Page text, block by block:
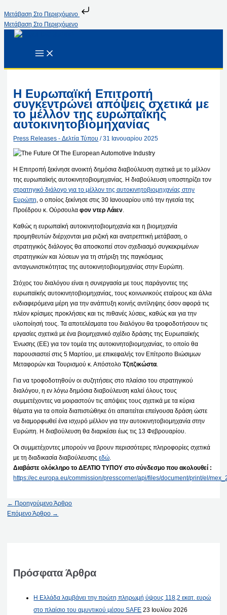
Μετάβαση Στο Περιεχόμενο
Μετάβαση Στο Περιεχόμενο
Η Ευρωπαϊκή Επιτροπή
συγκεντρώνει απόψεις σχετικά με
το μέλλον της ευρωπαϊκής
αυτοκινητοβιομηχανίας
Press Releases - Δελτία Τύπου /31 Ιανουαρίου 2025
Η Επιτροπή ξεκίνησε ανοικτή δημόσια διαβούλευση σχετικά με το μέλλον
της ευρωπαϊκής αυτοκινητοβιομηχανίας. Η διαβούλευση υποστηρίζει τον
στρατηγικό διάλογο για το μέλλον της αυτοκινητοβιομηχανίας στην
Ευρώπη, ο οποίος ξεκίνησε στις 30 Ιανουαρίου υπό την ηγεσία της
Προέδρου κ. Ούρσουλαφον ντερ Λάιεν.
Καθώς η ευρωπαϊκή αυτοκινητοβιομηχανία και η βιομηχανία
προμηθευτών διέρχονται μια ριζική και ανατρεπτική μετάβαση, ο
στρατηγικός διάλογος θα αποσκοπεί στον σχεδιασμό συγκεκριμένων
στρατηγικών και λύσεων για τη στήριξη της παγκόσμιας
ανταγωνιστικότητας της αυτοκινητοβιομηχανίας στην Ευρώπη.
Στόχος του διαλόγου είναι η συνεργασία με τους παράγοντες της
ευρωπαϊκής αυτοκινητοβιομηχανίας, τους κοινωνικούς εταίρους και άλλα
ενδιαφερόμενα μέρη για την ανάπτυξη κοινής αντίληψης όσον αφορά τις
πλέον κρίσιμες προκλήσεις και τις πιθανές λύσεις, καθώς και για την
υλοποίησή τους. Τα αποτελέσματα του διαλόγου θα τροφοδοτήσουν τις
εργασίες σχετικά με ένα βιομηχανικό σχέδιο δράσης της Ευρωπαϊκής
Ένωσης (ΕΕ) για τον τομέα της αυτοκινητοβιομηχανίας, το οποίο θα
παρουσιαστεί στις 5 Μαρτίου, με επικεφαλής τον Επίτροπο Βιώσιμων
Μεταφορών και Τουρισμού κ. ΑπόστολοΤζιτζικώστα.
Για να τροφοδοτηθούν οι συζητήσεις στο πλαίσιο του στρατηγικού
διαλόγου, η εν λόγω δημόσια διαβούλευση καλεί όλους τους
συμμετέχοντες να μοιραστούν τις απόψεις τους σχετικά με τα κύρια
θέματα για τα οποία διαπιστώθηκε ότι απαιτείται επείγουσα δράση ώστε
να διαμορφωθεί ένα ισχυρό μέλλον για την αυτοκινητοβιομηχανία στην
Ευρώπη. Η διαβούλευση θα διαρκέσει έως τις 13 Φεβρουαρίου.
Οι συμμετέχοντες μπορούν να βρουν περισσότερες πληροφορίες σχετικά
με τη διαδικασία διαβούλευσηςεδώ.
Διαβάστε ολόκληρο το ΔΕΛΤΙΟ ΤΥΠΟΥ στο σύνδεσμο που ακολουθεί :
https://ec.europa.eu/commission/presscorner/api/files/document/print/el/
← Προηγούμενο Άρθρο
Επόμενο Άρθρο →
Πρόσφατα Άρθρα
Η Ελλάδα λαμβάνει την πρώτη πληρωμή ύψους 118,2 εκατ. ευρώ
στο πλαίσιο του αμυντικού μέσου SAFE 23 Ιουλίου 2026